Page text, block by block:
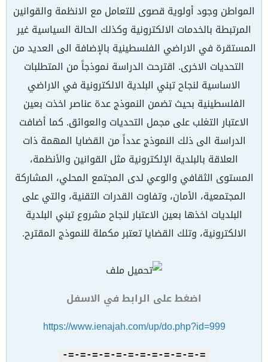
المواطن وجود أولوية قصوى للتعامل مع الانظمة والقوانين
المرتبطة بالخدمات الالكترونية وكذلك الحالة السياسية غير
المستقرة في الاراضي الفلسطينية بالإضافة الى العديد من
التحديات الاخرى. اقترحت الدراسة نموذجاً من المتطلبات
الاساسية لنجاح تبني البلدية الالكترونية في الاراضي
الفلسطينية بحيث تضمن النموذج عدة عناصر اخذت بعين
الاعتبار التغلب على مجمل التحديات والعوائق. كما أضافت
الدراسة الى ذلك النموذج عدداً من القضايا المهمة ذات
العلاقة بالبلدية الإلكترونية مثل القوانين والأنظمة،
المستوى الثقافي والوعي لدى المجتمع المحلي، المشاركة
المجتمعية، الأمان، وتفاوت القدرات التقنية، والتي على
البلديات اخذها بعين الاعتبار لنجاح مشروع تبني البلدية
الالكترونية، وتلك القضايا تعتبر مكملة للنموذج المقترح.
اضغط على الرابط في الاسفل
https://www.ienajah.com/up/do.php?id=999
=-=-=-=-=-=-=-=-=-=-=-=-